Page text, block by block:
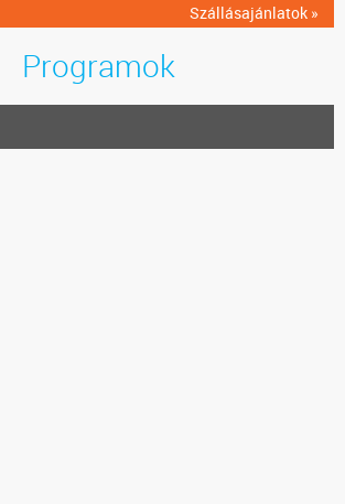
Szállásajánlatok »
Programok